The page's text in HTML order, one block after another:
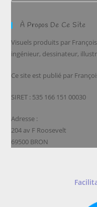
À Propos De Ce Site
Visuels produits par
ingénieur, dessinateur,
Ce site est publié par
SIRET : 535 166 151 00030
Adresse :
204 av F Roosevelt
69500 BRON